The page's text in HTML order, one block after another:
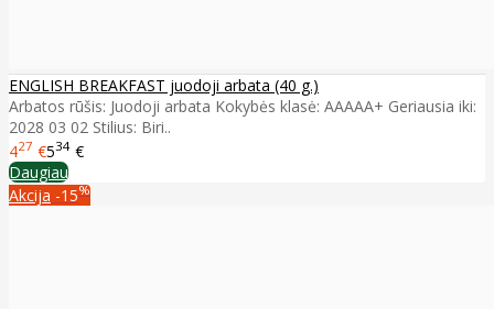
ENGLISH BREAKFAST juodoji arbata (40 g.)
Arbatos rūšis: Juodoji arbata Kokybės klasė: AAAAA+ Geriausia iki:
2028 03 02 Stilius: Biri..
427 €534 €
Daugiau
Akcija -15%